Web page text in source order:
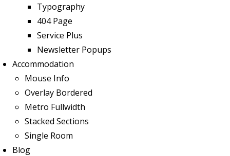
Typography
404 Page
Service Plus
Newsletter Popups
Accommodation
Mouse Info
Overlay Bordered
Metro Fullwidth
Stacked Sections
Single Room
Blog